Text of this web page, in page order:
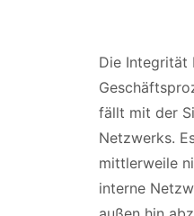
Die Integrität
fällt mit der
Netzwerks.
mittlerweile
interne